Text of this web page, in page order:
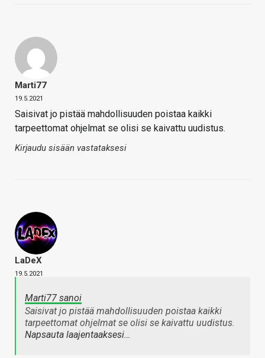
Marti77
19.5.2021
Saisivat jo pistää mahdollisuuden poistaa kaikki
tarpeettomat ohjelmat se olisi se kaivattu uudistus.
Kirjaudu sisään vastataksesi
LaDeX
19.5.2021
Marti77 sanoi
Saisivat jo pistää mahdollisuuden poistaa kaikki
tarpeettomat ohjelmat se olisi se kaivattu uudistus.
Napsauta laajentaaksesi…